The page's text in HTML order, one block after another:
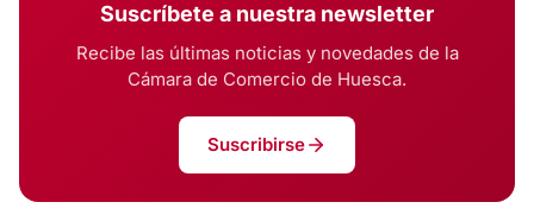
Suscríbete a nuestra newsletter
Recibe las últimas noticias y novedades de la
Cámara de Comercio de Huesca.
Suscribirse